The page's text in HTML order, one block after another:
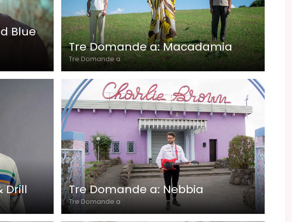
Blue
Tre Domande a: Macadamia
Tre Domande a
Drill Tre Domande a: Nebbia
Tre Domande a